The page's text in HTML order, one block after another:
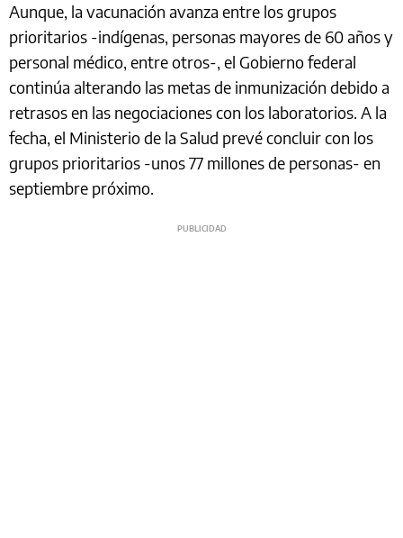
Aunque, la vacunación avanza entre los grupos
prioritarios -indígenas, personas mayores de 60 años y
personal médico, entre otros-, el Gobierno federal
continúa alterando las metas de inmunización debido a
retrasos en las negociaciones con los laboratorios. A la
fecha, el Ministerio de la Salud prevé concluir con los
grupos prioritarios -unos 77 millones de personas- en
septiembre próximo.